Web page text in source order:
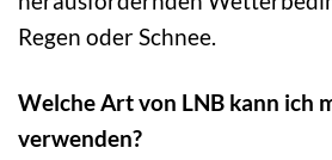
Regen oder Schnee.
Welche Art von LNB kann ich
verwenden?